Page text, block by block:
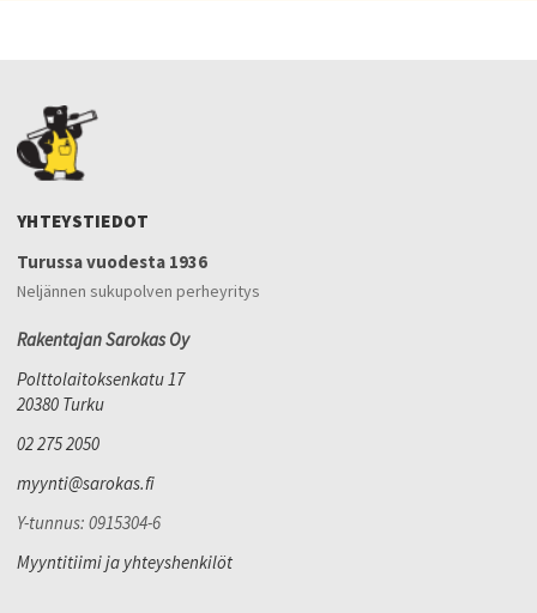
YHTEYSTIEDOT
Turussa vuodesta 1936
Neljännen sukupolven perheyritys
Rakentajan Sarokas Oy
Polttolaitoksenkatu 17
20380 Turku
02 275 2050
myynti@sarokas.fi
Y-tunnus: 0915304-6
Myyntitiimi ja yhteyshenkilöt